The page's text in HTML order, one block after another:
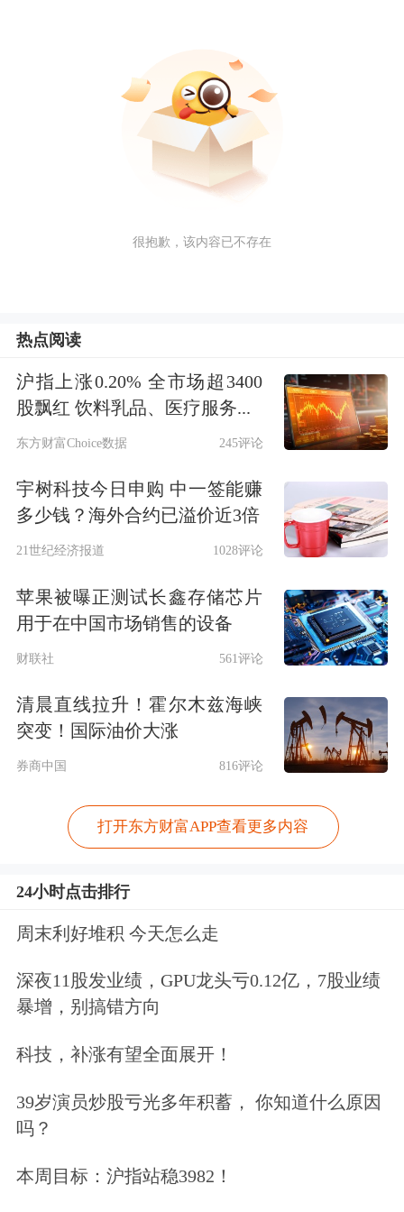
很抱歉，该内容已不存在
热点阅读
沪指上涨0.20% 全市场超3400
股飘红 饮料乳品、医疗服务...
东方财富Choice数据 245评论
宇树科技今日申购 中一签能赚
多少钱？海外合约已溢价近3倍
21世纪经济报道 1028评论
苹果被曝正测试长鑫存储芯片
用于在中国市场销售的设备
财联社 561评论
清晨直线拉升！霍尔木兹海峡
突变！国际油价大涨
券商中国 816评论
打开东方财富APP查看更多内容
24小时点击排行
周末利好堆积 今天怎么走
深夜11股发业绩，GPU龙头亏0.12亿，7股业绩
暴增，别搞错方向
科技，补涨有望全面展开！
39岁演员炒股亏光多年积蓄， 你知道什么原因
吗？
本周目标：沪指站稳3982！